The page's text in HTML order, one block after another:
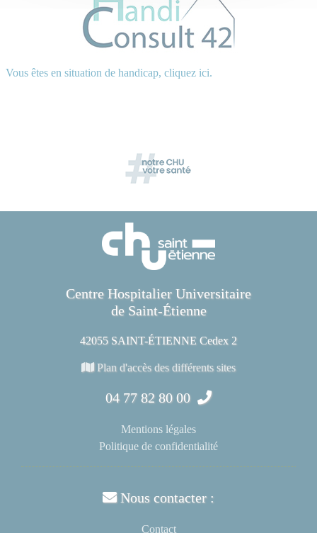
Vous êtes en situation de handicap, cliquez ici.
Centre Hospitalier Universitaire
de Saint-Étienne
42055 SAINT-ÉTIENNE Cedex 2
Plan d'accès des différents sites
04 77 82 80 00
Mentions légales
Politique de confidentialité
Nous contacter :
Contact